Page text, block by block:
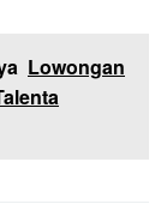
Lowongan